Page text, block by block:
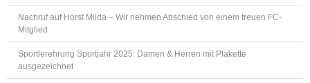
Nachruf auf Horst Milda – Wir nehmen Abschied von einem treuen FC-
Mitglied
Sportlerehrung Sportjahr 2025: Damen & Herren mit Plakette
ausgezeichnet